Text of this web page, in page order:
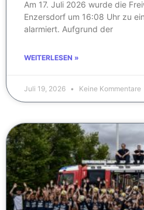
Am 17. Juli 2026 wurde die
Enzersdorf um 16:08 Uhr zu
alarmiert. Aufgrund der
WEITERLESEN »
Juli 19, 2026 Keine Kommentare